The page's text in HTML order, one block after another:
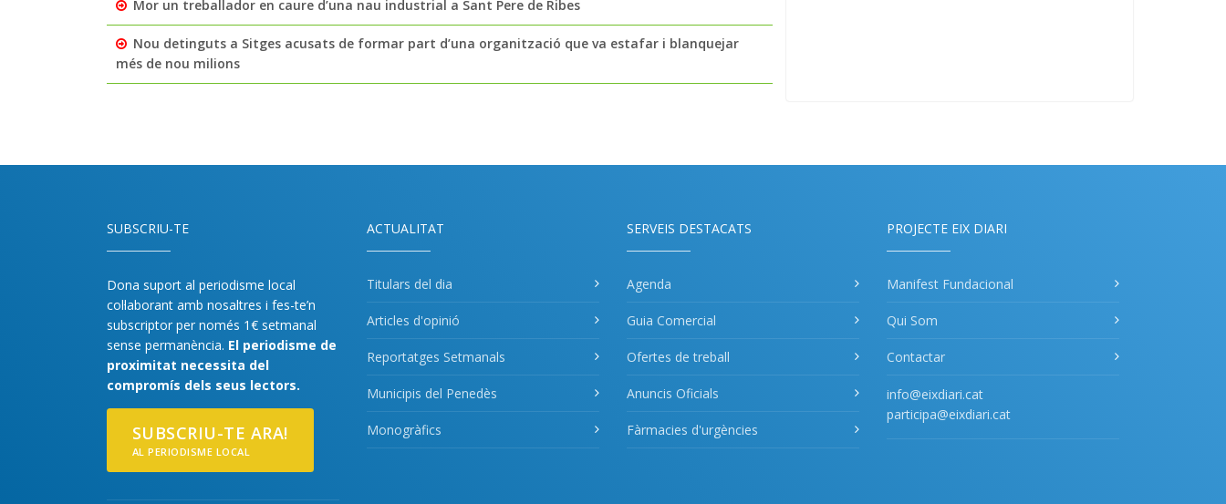
Mor un treballador en caure d’una nau industrial a Sant Pere de Ribes
Nou detinguts a Sitges acusats de formar part d’una organització que va estafar i blanquejar
més de nou milions
SUBSCRIU-TE
Dona suport al periodisme local
col·laborant amb nosaltres i fes-te’n
subscriptor per només 1€ setmanal
sense permanència. El periodisme de
proximitat necessita del
compromís dels seus lectors.
SUBSCRIU-TE ARA!
AL PERIODISME LOCAL
ACTUALITAT
Titulars del dia
Articles d'opinió
Reportatges Setmanals
Municipis del Penedès
Monogràfics
SERVEIS DESTACATS
Agenda
Guia Comercial
Ofertes de treball
Anuncis Oficials
Fàrmacies d'urgències
PROJECTE EIX DIARI
Manifest Fundacional
Qui Som
Contactar
info@eixdiari.cat
participa@eixdiari.cat